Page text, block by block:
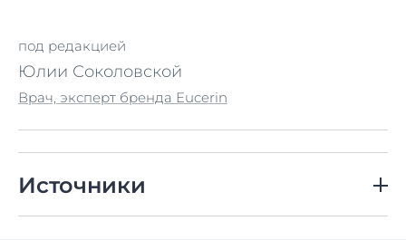
под редакцией
Юлии Соколовской
Врач, эксперт бренда Eucerin
Источники